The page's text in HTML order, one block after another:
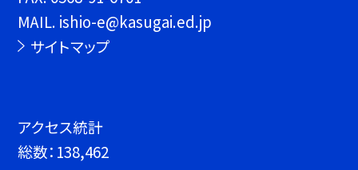
MAIL. ishio-e@kasugai.ed.jp
サイトマップ
アクセス統計
総数： 138,462